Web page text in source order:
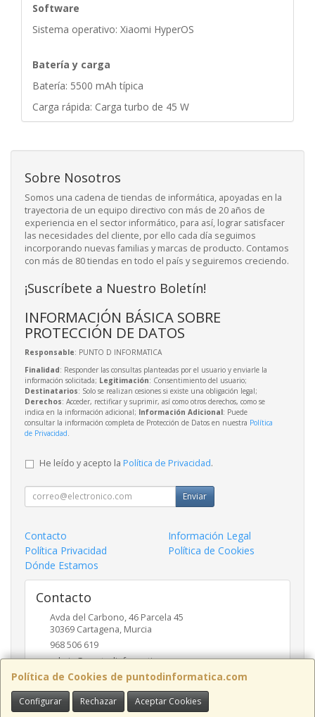
Software
Sistema operativo: Xiaomi HyperOS
Batería y carga
Batería: 5500 mAh típica
Carga rápida: Carga turbo de 45 W
Política de Cookies de puntodinformatica.com
Configurar Rechazar Aceptar Cookies
Sobre Nosotros
Somos una cadena de tiendas de informática, apoyadas en la
trayectoria de un equipo directivo con más de 20 años de
experiencia en el sector informático, para así, lograr satisfacer
las necesidades del cliente, por ello cada día seguimos
incorporando nuevas familias y marcas de producto. Contamos
con más de 80 tiendas en todo el país y seguiremos creciendo.
¡Suscríbete a Nuestro Boletín!
INFORMACIÓN BÁSICA SOBRE
PROTECCIÓN DE DATOS
Responsable: PUNTO D INFORMATICA
Finalidad: Responder las consultas planteadas por el usuario y enviarle la
información solicitada; Legitimación: Consentimiento del usuario;
Destinatarios: Solo se realizan cesiones si existe una obligación legal;
Derechos: Acceder, rectificar y suprimir, así como otros derechos, como se
indica en la información adicional; Información Adicional: Puede
consultar la información completa de Protección de Datos en nuestra Política
de Privacidad
He leído y acepto la Política de Privacidad.
Enviar
Contacto
Información Legal
Política Privacidad
Política de Cookies
Dónde Estamos
Contacto
Avda del Carbono, 46 Parcela 45
30369 Cartagena, Murcia
968 506 619
admin@puntodinformatica.com
Horario